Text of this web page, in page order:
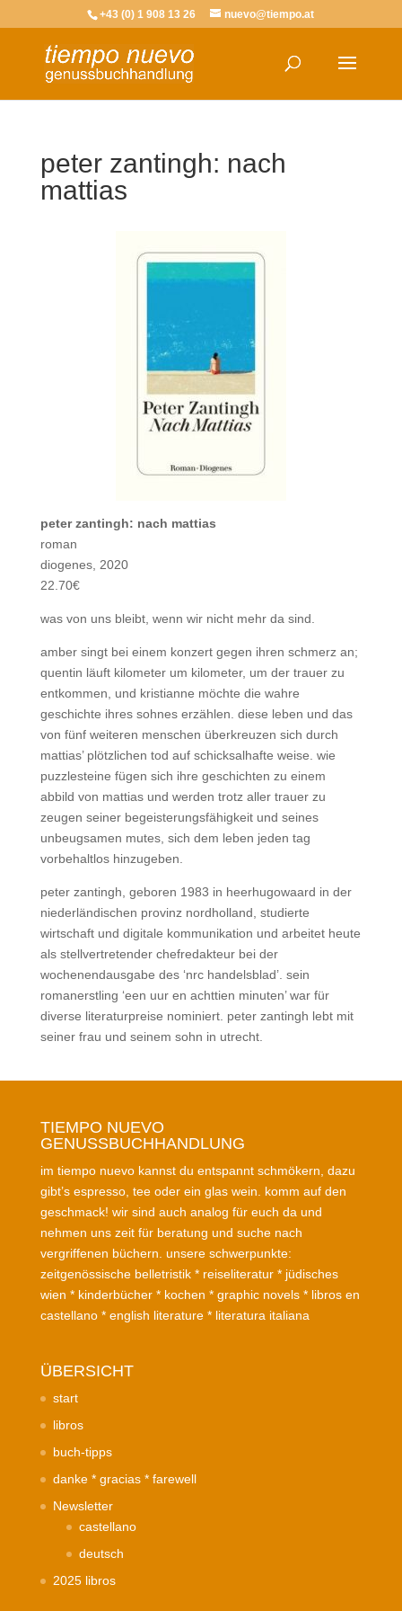
+43 (0) 1 908 13 26 nuevo@tiempo.at
peter zantingh: nach
mattias
peter zantingh: nach mattias
roman
diogenes, 2020
22.70€
was von uns bleibt, wenn wir nicht mehr da sind.
amber singt bei einem konzert gegen ihren schmerz an;
quentin läuft kilometer um kilometer, um der trauer zu
entkommen, und kristianne möchte die wahre
geschichte ihres sohnes erzählen. diese leben und das
von fünf weiteren menschen überkreuzen sich durch
mattias’ plötzlichen tod auf schicksalhafte weise. wie
puzzlesteine fügen sich ihre geschichten zu einem
abbild von mattias und werden trotz aller trauer zu
zeugen seiner begeisterungsfähigkeit und seines
unbeugsamen mutes, sich dem leben jeden tag
vorbehaltlos hinzugeben.
peter zantingh, geboren 1983 in heerhugowaard in der
niederländischen provinz nordholland, studierte
wirtschaft und digitale kommunikation und arbeitet heute
als stellvertretender chefredakteur bei der
wochenendausgabe des ‘nrc handelsblad’. sein
romanerstling ‘een uur en achttien minuten’ war für
diverse literaturpreise nominiert. peter zantingh lebt mit
seiner frau und seinem sohn in utrecht.
TIEMPO NUEVO
GENUSSBUCHHANDLUNG
im tiempo nuevo kannst du entspannt schmökern, dazu
gibt’s espresso, tee oder ein glas wein. komm auf den
geschmack! wir sind auch analog für euch da und
nehmen uns zeit für beratung und suche nach
vergriffenen büchern. unsere schwerpunkte:
zeitgenössische belletristik * reiseliteratur * jüdisches
wien * kinderbücher * kochen * graphic novels * libros en
castellano * english literature * literatura italiana
ÜBERSICHT
start
libros
buch-tipps
danke * gracias * farewell
Newsletter
castellano
deutsch
2025 libros